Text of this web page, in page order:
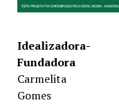
Idealizadora-
Fundadora
Carmelita
Gomes